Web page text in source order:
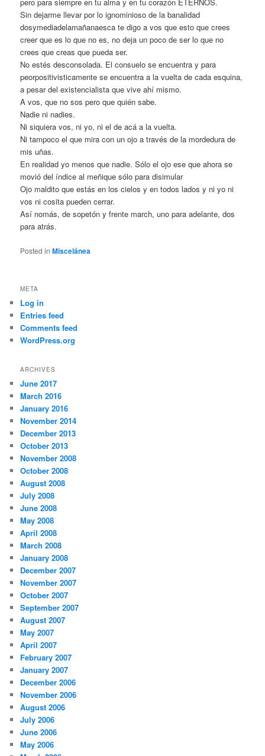
pero para siempre en tu alma y en tu corazón ETERNOS.
Sin dejarme llevar por lo ignominioso de la banalidad
dosymediadelamañanaesca te digo a vos que esto que crees
creer que es lo que no es, no deja un poco de ser lo que no
crees que creas que pueda ser.
No estés desconsolada. El consuelo se encuentra y para
peorpositivisticamente se encuentra a la vuelta de cada esquina,
a pesar del existencialista que vive ahí mismo.
A vos, que no sos pero que quién sabe.
Nadie ni nadies.
Ni siquiera vos, ni yo, ni el de acá a la vuelta.
Ni tampoco el que mira con un ojo a través de la mordedura de
mis uñas.
En realidad yo menos que nadie. Sólo el ojo ese que ahora se
movió del índice al meñique sólo para disimular
Ojo maldito que estás en los cielos y en todos lados y ni yo ni
vos ni cosita pueden cerrar.
Así nomás, de sopetón y frente march, uno para adelante, dos
para atrás.
Posted in Miscelánea
META
Log in
Entries feed
Comments feed
WordPress.org
ARCHIVES
June 2017
March 2016
January 2016
November 2014
December 2013
October 2013
November 2008
October 2008
August 2008
July 2008
June 2008
May 2008
April 2008
March 2008
January 2008
December 2007
November 2007
October 2007
September 2007
August 2007
May 2007
April 2007
February 2007
January 2007
December 2006
November 2006
August 2006
July 2006
June 2006
May 2006